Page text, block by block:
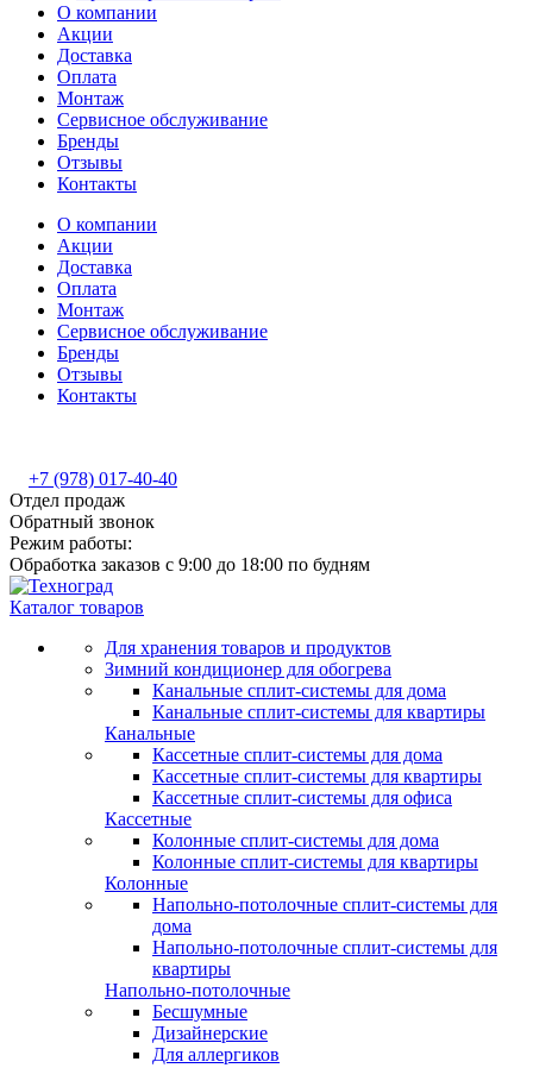
О компании
Акции
Доставка
Оплата
Монтаж
Сервисное обслуживание
Бренды
Отзывы
Контакты
О компании
Акции
Доставка
Оплата
Монтаж
Сервисное обслуживание
Бренды
Отзывы
Контакты
+7 (978) 017-40-40
Отдел продаж
Обратный звонок
Режим работы:
Обработка заказов с 9:00 до 18:00 по будням
Каталог товаров
Для хранения товаров и продуктов
Зимний кондиционер для обогрева
Канальные сплит-системы для дома
Канальные сплит-системы для квартиры
Канальные
Кассетные сплит-системы для дома
Кассетные сплит-системы для квартиры
Кассетные сплит-системы для офиса
Кассетные
Колонные сплит-системы для дома
Колонные сплит-системы для квартиры
Колонные
Напольно-потолочные сплит-системы для
дома
Напольно-потолочные сплит-системы для
квартиры
Напольно-потолочные
Бесшумные
Дизайнерские
Для аллергиков